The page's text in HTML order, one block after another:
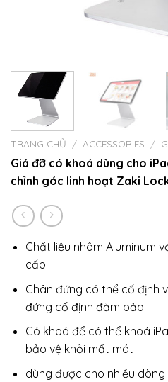
TRANG CHỦ / ACCESSORIES /
Giá đỡ có khoá dùng cho
chỉnh góc linh hoạt Zaki
Chất liệu nhôm Aluminum
cấp
Chân đứng có thể cố định
đứng cố định đảm bảo
Có khoá để có thể khoá
bảo vệ khỏi mất mát
dùng được cho nhiều